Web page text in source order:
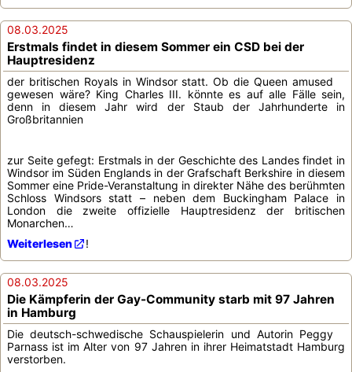
08.03.2025
Erstmals findet in diesem Sommer ein CSD bei der
Hauptresidenz
der britischen Royals in Windsor statt. Ob die Queen amused
gewesen wäre? King Charles III. könnte es auf alle Fälle sein,
denn in diesem Jahr wird der Staub der Jahrhunderte in
Großbritannien
zur Seite gefegt: Erstmals in der Geschichte des Landes findet in
Windsor im Süden Englands in der Grafschaft Berkshire in diesem
Sommer eine Pride-Veranstaltung in direkter Nähe des berühmten
Schloss Windsors statt – neben dem Buckingham Palace in
London die zweite offizielle Hauptresidenz der britischen
Monarchen…
Weiterlesen
!
08.03.2025
Die Kämpferin der Gay-Community starb mit 97 Jahren
in Hamburg
Die deutsch-schwedische Schauspielerin und Autorin Peggy
Parnass ist im Alter von 97 Jahren in ihrer Heimatstadt Hamburg
verstorben.